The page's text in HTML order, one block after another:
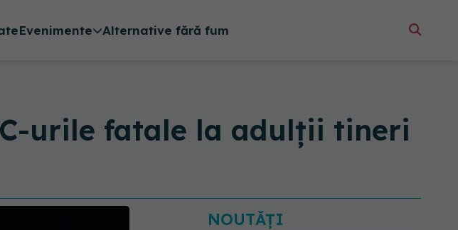
Evenimente Alternative fără fum
urile fatale la adulții tineri
NOUTĂȚI